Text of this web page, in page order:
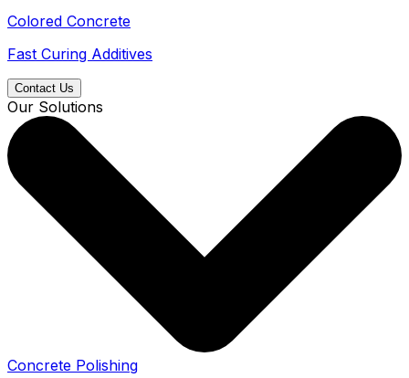
Colored Concrete
Fast Curing Additives
Contact Us
Our Solutions
Concrete Polishing